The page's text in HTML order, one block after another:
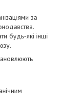
за
будь-які інші